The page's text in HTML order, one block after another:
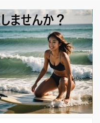
もファンを公言す
ザ・ルーム』は唯一無
品だからだ。 支離滅
けた演出、棒読み台
本来映画としてはある
が絶妙に「笑い」と
奇跡のコメディが生ま